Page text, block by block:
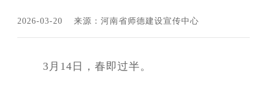
2026-03-20 来源：河南省师德建设宣传中心
3月14日，春即过半。